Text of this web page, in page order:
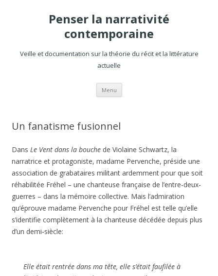
Penser la narrativité
contemporaine
Veille et documentation sur la théorie du récit et la littérature
actuelle
Menu Aller
contenu
Un fanatisme fusionnel
Dans Le Vent dans la bouche de Violaine Schwartz, la
narratrice et protagoniste, madame Pervenche, préside une
association de grabataires militant ardemment pour que soit
réhabilitée Fréhel – une chanteuse française de l’entre-deux-
guerres – dans la mémoire collective. Mais l’admiration
qu’éprouve madame Pervenche pour Fréhel est telle qu’elle
s’identifie complètement à la chanteuse décédée depuis plus
d’un demi-siècle:
Elle était rentrée dans ma tête, elle s’était faufilée à